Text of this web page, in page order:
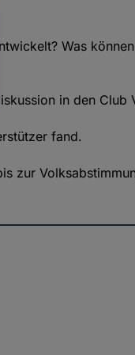
Was
in den Club
fand.
zur